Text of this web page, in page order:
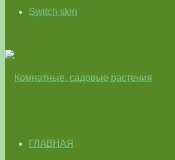
Switch skin
ГЛАВНАЯ